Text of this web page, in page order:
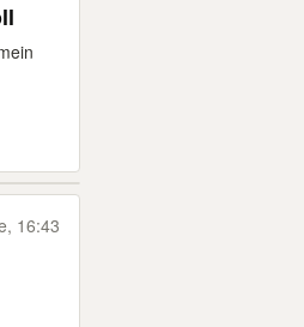
16:43